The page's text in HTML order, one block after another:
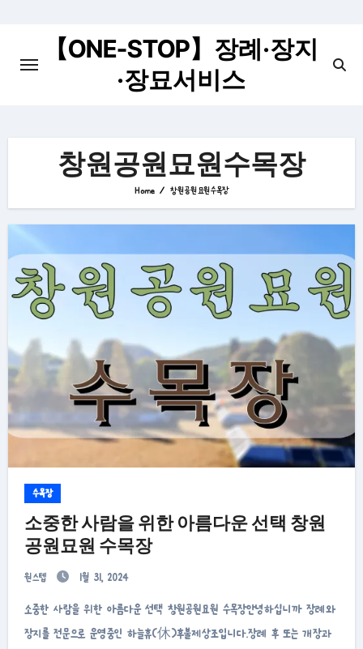
【ONE-STOP】장례·장지
·장묘서비스
창원공원묘원수목장
Home 창원공원묘원수목장
수목장
소중한 사람을 위한 아름다운 선택 창원
공원묘원 수목장
원스텝 1월 31, 2024
소중한 사람을 위한 아름다운 선택 창원공원묘원 수목장안녕하십니까 장례와
장지를 전문으로 운영중인 하늘휴(休)후불제상조입니다.장례 후 또는 개장과